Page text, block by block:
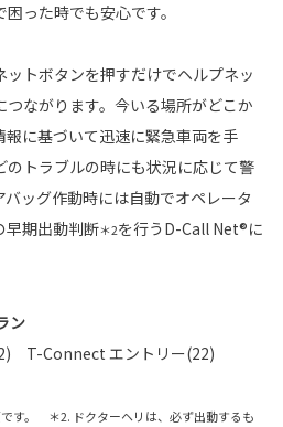
った時でも安心です。
トボタンを押すだけでヘルプネッ
つながります。今いる場所がどこか
に基づいて迅速に緊急車両を手
トラブルの時にも状況に応じて警
ッグ作動時には自動でオペレータ
早期出動判断＊2を行うD-Call Net®に
ン
T-Connect エントリー(22)
す。 ＊2. ドクターヘリは、必ず出動するも